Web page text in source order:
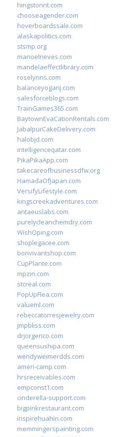
hingstonnt.com
chooseagender.com
hoverboardssale.com
alaskapolitics.com
stsmp.org
manoelneves.com
mandelaeffectlibrary.com
roselynns.com
balanceyoganj.com
salesforceblogs.com
TrainGames365.com
BaytownEvaCationRentals.com
JabalpurCakeDelivery.com
halobjd.com
intelligenceqatar.com
PikaPikaApp.com
takecareofbusinessdfw.org
HamadaOfJapan.com
VersifyLifestyle.com
kingscreekadventures.com
antaeuslabs.com
purelycleanchemdry.com
WishOping.com
shoplegacee.com
bonvivantshop.com
CupPlante.com
mpzin.com
stcreal.com
PopUpFlea.com
valueml.com
rebeccatorresjewelry.com
jmpbliss.com
drjorgerico.com
queensushipa.com
wendyweimerdds.com
ameri-camp.com
hrsreceivables.com
empconst1.com
cinderella-support.com
bigpinkrestaurant.com
inspirehuahin.com
memmingerspainting.com